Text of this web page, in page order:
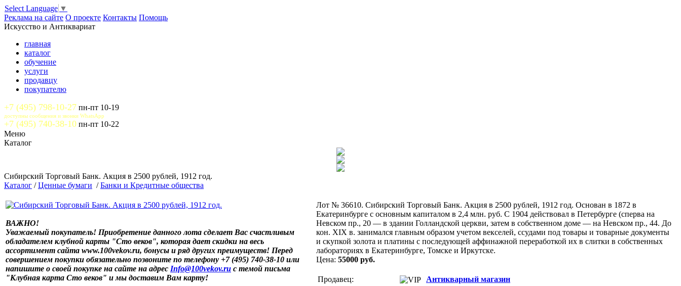
Select Language ▼
Реклама на сайте О проекте Контакты Помощь
Искусство и Антиквариат
главная
каталог
обучение
услуги
продавцу
покупателю
+7 (495) 798-10-27 пн-пт 10-19
доступны сообщения и звонки WhatsApp
+7 (495) 740-38-10 пн-пт 10-22
Меню
Каталог
Сибирский Торговый Банк. Акция в 2500 рублей, 1912 год.
Каталог /Ценные бумаги /Банки и Кредитные общества
ВАЖНО!
Уважаемый покупатель! Приобретение данного лота сделает Вас счастливым
обладателем клубной карты "Сто веков", которая дает скидки на весь
ассортимент сайта www.100vekov.ru, бонусы и ряд других преимуществ! Перед
совершением покупки обязательно позвоните по телефону +7 (495) 740-38-10 или
напишите о своей покупке на сайте на адрес Info@100vekov.ru с темой письма
"Клубная карта Сто веков" и мы доставим Вам карту!
Лот № 36610. Сибирский Торговый Банк. Акция в 2500 рублей, 1912 год. Основан в 1872 в
Екатеринбурге с основным капиталом в 2,4 млн. руб. С 1904 действовал в Петербурге (сперва на
Невском пр., 20 — в здании Голландской церкви, затем в собственном доме — на Невском пр., 44. До
кон. XIX в. занимался главным образом учетом векселей, ссудами под товары и товарные документы
и скупкой золота и платины с последующей аффинажной переработкой их в слитки в собственных
лабораториях в Екатеринбурге, Томске и Иркутске.
Цена: 55000 руб.
Продавец:
Антикварный магазин